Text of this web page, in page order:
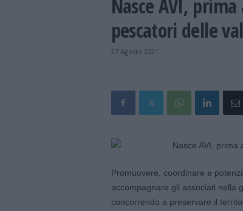
Nasce AVI,
pescatori delle
27 Agosto 2021
Promuovere, coordinare e
accompagnare gli associati nella
concorrendo a preservare il